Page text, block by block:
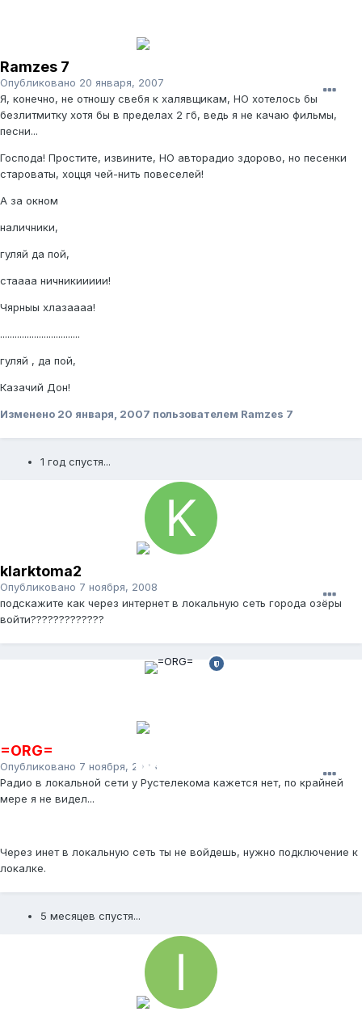
Ramzes 7
Опубликовано 20 января, 2007
Я, конечно, не отношу свебя к халявщикам, НО хотелось бы
безлитмитку хотя бы в пределах 2 гб, ведь я не качаю фильмы,
песни...
Господа! Простите, извините, НО авторадио здорово, но песенки
староваты, хоцця чей-нить повеселей!
А за окном
наличники,
гуляй да пой,
стаааа ничникиииии!
Чярныы хлазаааа!
.................................
гуляй , да пой,
Казачий Дон!
Изменено 20 января, 2007 пользователем Ramzes 7
1 год спустя...
klarktoma2
Опубликовано 7 ноября, 2008
подскажите как через интернет в локальную сеть города озёры
войти?????????????
=ORG=
Опубликовано 7 ноября, 2008
Радио в локальной сети у Рустелекома кажется нет, по крайней
мере я не видел...
Через инет в локальную сеть ты не войдешь, нужно подключение к
локалке.
5 месяцев спустя...